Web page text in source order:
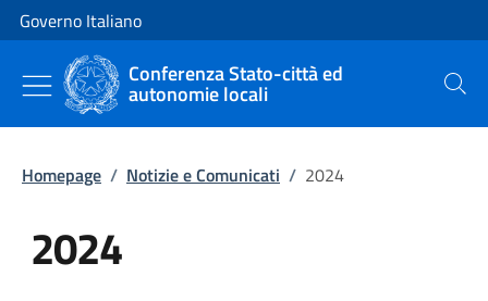
Vai al contenuto
Vai alla navigazione del sito
Governo Italiano
Conferenza Stato-città ed
autonomie locali Cerca
Homepage / Notizie e Comunicati / 2024
2024